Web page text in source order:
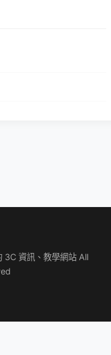
資訊、教學網站 All